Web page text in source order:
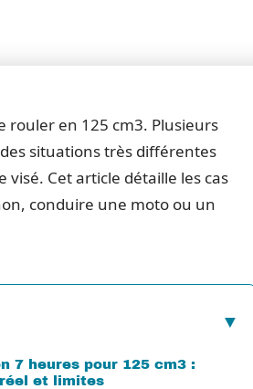
rouler en 125 cm3. Plusieurs
situations très différentes
visé. Cet article détaille les cas
conduire une moto ou un
7 heures pour 125 cm3 :
et limites